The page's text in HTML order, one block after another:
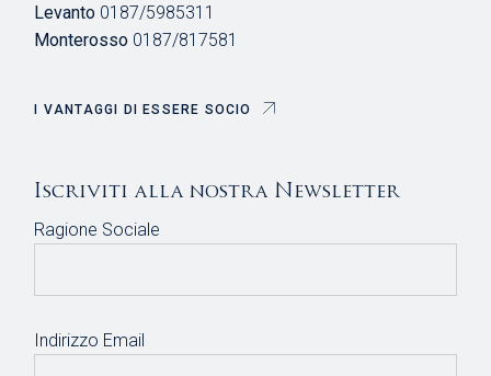
Levanto 0187/5985311
Monterosso 0187/817581
I VANTAGGI DI ESSERE SOCIO
Iscriviti alla nostra Newsletter
Ragione Sociale
Indirizzo Email